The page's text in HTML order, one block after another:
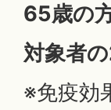
65歳の
対象者
※免疫効